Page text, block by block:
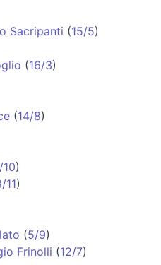
Sacripanti (15/5)
(16/3)
(14/8)
)
11)
(5/9)
Frinolli (12/7)